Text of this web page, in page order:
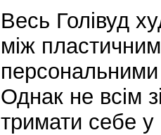
Весь Голівуд
між
Однак не всім
тримати себе